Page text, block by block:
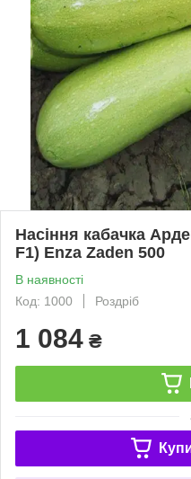
Насіння кабачка
F1) Enza Zaden 500
В наявності
Код: 1000
Роздріб
1 084 ₴